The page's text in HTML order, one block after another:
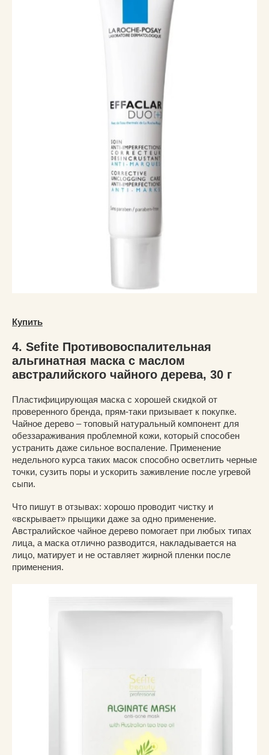
Купить
4. Sefite Противовоспалительная
альгинатная маска с маслом
австралийского чайного дерева, 30 г
Пластифицирующая маска с хорошей скидкой от
проверенного бренда, прям-таки призывает к покупке.
Чайное дерево – топовый натуральный компонент для
обеззараживания проблемной кожи, который способен
устранить даже сильное воспаление. Применение
недельного курса таких масок способно осветлить черные
точки, сузить поры и ускорить заживление после угревой
сыпи.
Что пишут в отзывах: хорошо проводит чистку и
«вскрывает» прыщики даже за одно применение.
Австралийское чайное дерево помогает при любых типах
лица, а маска отлично разводится, накладывается на
лицо, матирует и не оставляет жирной пленки после
применения.